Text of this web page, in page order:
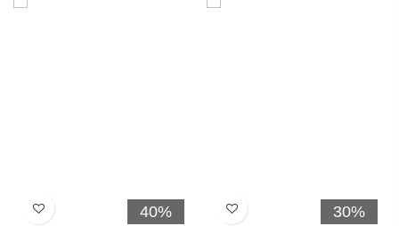
40%
Хочу! 30%
Хочу!